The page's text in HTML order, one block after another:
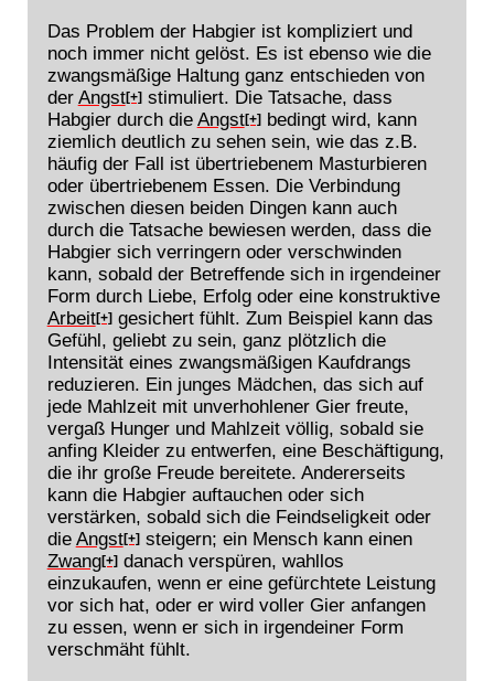
Das Problem der Habgier ist kompliziert und
noch immer nicht gelöst. Es ist ebenso wie die
zwangsmäßige Haltung ganz entschieden von
der Angst[+]stimuliert. Die Tatsache, dass
Habgier durch die Angst[+]bedingt wird, kann
ziemlich deutlich zu sehen sein, wie das z.B.
häufig der Fall ist übertriebenem Masturbieren
oder übertriebenem Essen. Die Verbindung
zwischen diesen beiden Dingen kann auch
durch die Tatsache bewiesen werden, dass die
Habgier sich verringern oder verschwinden
kann, sobald der Betreffende sich in irgendeiner
Form durch Liebe, Erfolg oder eine konstruktive
Arbeit[+]gesichert fühlt. Zum Beispiel kann das
Gefühl, geliebt zu sein, ganz plötzlich die
Intensität eines zwangsmäßigen Kaufdrangs
reduzieren. Ein junges Mädchen, das sich auf
jede Mahlzeit mit unverhohlener Gier freute,
vergaß Hunger und Mahlzeit völlig, sobald sie
anfing Kleider zu entwerfen, eine Beschäftigung,
die ihr große Freude bereitete. Andererseits
kann die Habgier auftauchen oder sich
verstärken, sobald sich die Feindseligkeit oder
die Angst[+]steigern; ein Mensch kann einen
Zwang[+]danach verspüren, wahllos
einzukaufen, wenn er eine gefürchtete Leistung
vor sich hat, oder er wird voller Gier anfangen
zu essen, wenn er sich in irgendeiner Form
verschmäht fühlt.